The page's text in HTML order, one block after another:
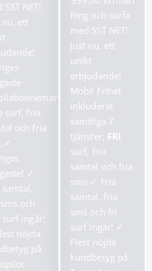
kr.
99.00 kr.
SST NET!
nu, ett
surf, fria
och fria
✓
✓
samtal,
och
ingår!
nöjda
på
ursprungliga
priset
var:
799.00 kr.
Ring och surfa
med SST NET!
Just nu, ett
unikt
erbjudande!
Mobil Frihet
inkluderat
samtliga 7
tjänster, FRI
surf, fria
samtal och fria
sms. ✓ Fria
samtal, fria
sms och fri
surf ingår! ✓
Flest nöjda
kundbetyg på